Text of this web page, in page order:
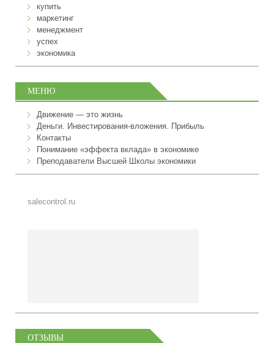
купить
маркетинг
менеджмент
успех
экономика
МЕНЮ
Движение — это жизнь
Деньги. Инвестирования-вложения. Прибыль
Контакты
Понимание «эффекта вклада» в экономике
Преподаватели Высшей Школы экономики
salecontrol.ru
ОТЗЫВЫ